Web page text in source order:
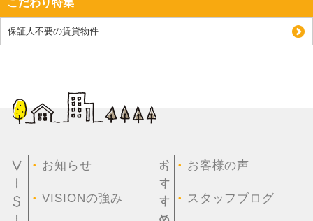
こだわり特集
保証人不要の賃貸物件
・ お知らせ
・VISIONの強み
・ お客様の声
・ スタッフブログ